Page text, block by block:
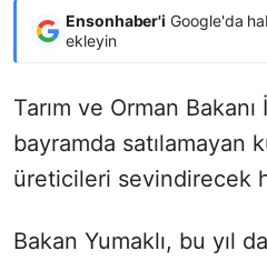
Ensonhaber'i Google'da
ekleyin
Tarım ve Orman
bayramda satılamayan
üreticileri sevindirecek
Bakan Yumaklı, bu yıl